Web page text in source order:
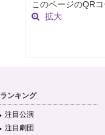
このページのQRコ
拡大
ランキング
注目公演
注目劇団